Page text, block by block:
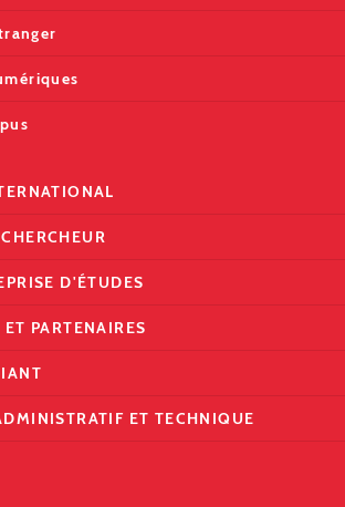
D'ÉTUDES
PARTENAIRES
ET TECHNIQUE